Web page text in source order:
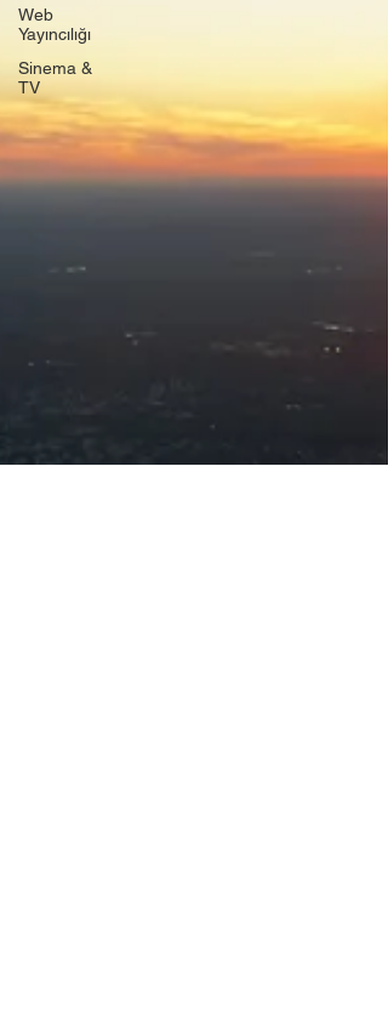
Web
Yayıncılığı
Sinema &
TV